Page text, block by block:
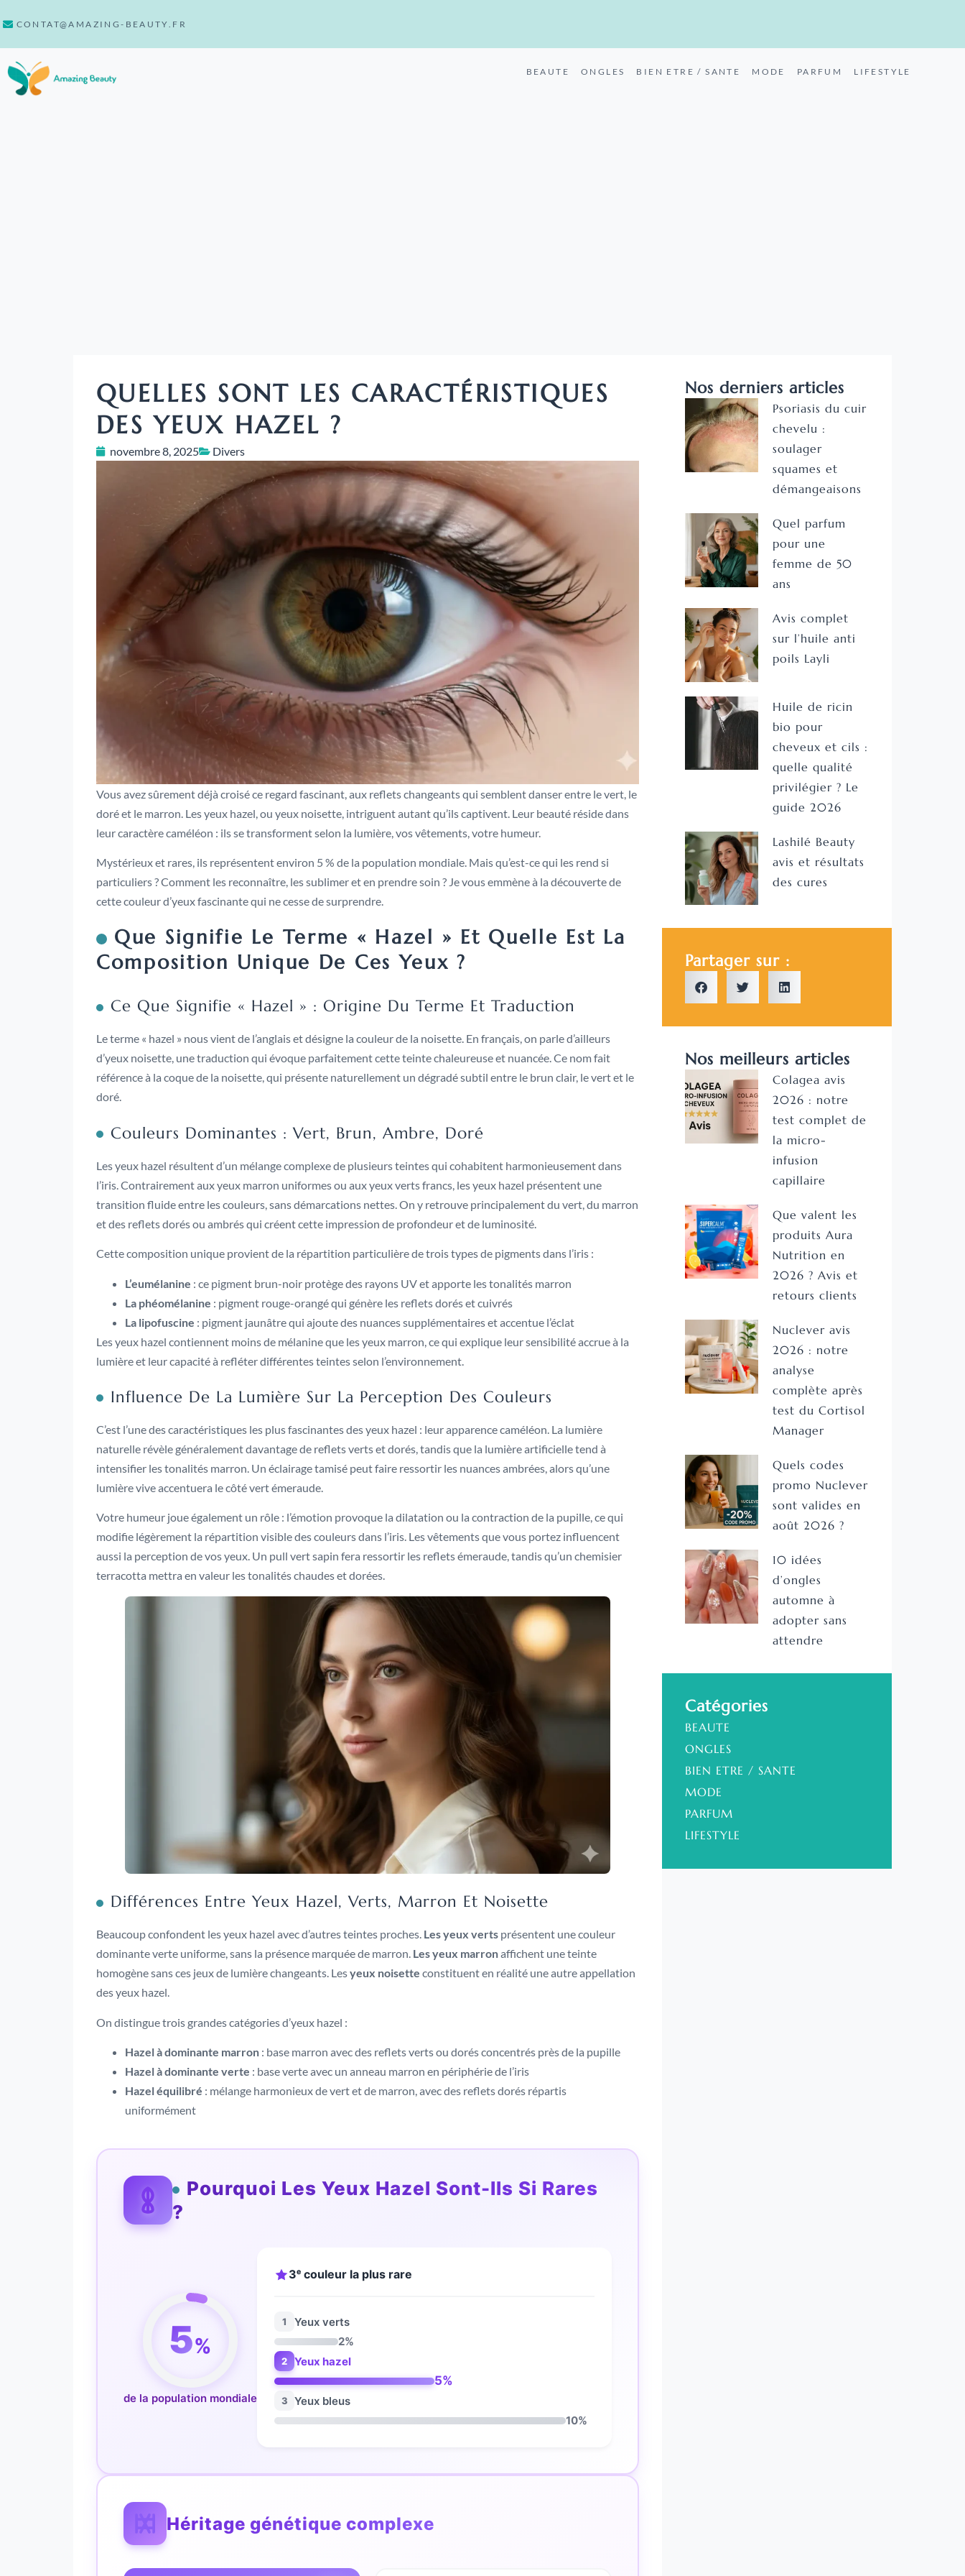
CONTAT@AMAZING-BEAUTY.FR
BEAUTE ONGLES BIEN ETRE / SANTE MODE PARFUM LIFESTYLE
QUELLES SONT LES CARACTÉRISTIQUES
DES YEUX HAZEL ?
novembre 8, 2025 Divers
Vous avez sûrement déjà croisé ce regard fascinant, aux reflets changeants qui semblent danser entre le vert, le
doré et le marron. Les yeux hazel, ou yeux noisette, intriguent autant qu’ils captivent. Leur beauté réside dans
leur caractère caméléon : ils se transforment selon la lumière, vos vêtements, votre humeur.
Mystérieux et rares, ils représentent environ 5 % de la population mondiale. Mais qu’est-ce qui les rend si
particuliers ? Comment les reconnaître, les sublimer et en prendre soin ? Je vous emmène à la découverte de
cette couleur d’yeux fascinante qui ne cesse de surprendre.
Que Signifie Le Terme « Hazel » Et Quelle Est La
Composition Unique De Ces Yeux ?
Ce Que Signifie « Hazel » : Origine Du Terme Et Traduction
Le terme « hazel » nous vient de l’anglais et désigne la couleur de la noisette. En français, on parle d’ailleurs
d’yeux noisette, une traduction qui évoque parfaitement cette teinte chaleureuse et nuancée. Ce nom fait
référence à la coque de la noisette, qui présente naturellement un dégradé subtil entre le brun clair, le vert et le
doré.
Couleurs Dominantes : Vert, Brun, Ambre, Doré
Les yeux hazel résultent d’un mélange complexe de plusieurs teintes qui cohabitent harmonieusement dans
l’iris. Contrairement aux yeux marron uniformes ou aux yeux verts francs, les yeux hazel présentent une
transition fluide entre les couleurs, sans démarcations nettes. On y retrouve principalement du vert, du marron
et des reflets dorés ou ambrés qui créent cette impression de profondeur et de luminosité.
Cette composition unique provient de la répartition particulière de trois types de pigments dans l’iris :
L’eumélanine : ce pigment brun-noir protège des rayons UV et apporte les tonalités marron
La phéomélanine : pigment rouge-orangé qui génère les reflets dorés et cuivrés
La lipofuscine : pigment jaunâtre qui ajoute des nuances supplémentaires et accentue l’éclat
Les yeux hazel contiennent moins de mélanine que les yeux marron, ce qui explique leur sensibilité accrue à la
lumière et leur capacité à refléter différentes teintes selon l’environnement.
Influence De La Lumière Sur La Perception Des Couleurs
C’est l’une des caractéristiques les plus fascinantes des yeux hazel : leur apparence caméléon. La lumière
naturelle révèle généralement davantage de reflets verts et dorés, tandis que la lumière artificielle tend à
intensifier les tonalités marron. Un éclairage tamisé peut faire ressortir les nuances ambrées, alors qu’une
lumière vive accentuera le côté vert émeraude.
Votre humeur joue également un rôle : l’émotion provoque la dilatation ou la contraction de la pupille, ce qui
modifie légèrement la répartition visible des couleurs dans l’iris. Les vêtements que vous portez influencent
aussi la perception de vos yeux. Un pull vert sapin fera ressortir les reflets émeraude, tandis qu’un chemisier
terracotta mettra en valeur les tonalités chaudes et dorées.
Différences Entre Yeux Hazel, Verts, Marron Et Noisette
Beaucoup confondent les yeux hazel avec d’autres teintes proches. Les yeux verts présentent une couleur
dominante verte uniforme, sans la présence marquée de marron. Les yeux marronaffichent une teinte
homogène sans ces jeux de lumière changeants. Lesyeux noisette constituent en réalité une autre appellation
des yeux hazel.
On distingue trois grandes catégories d’yeux hazel :
Hazel à dominante marron : base marron avec des reflets verts ou dorés concentrés près de la pupille
Hazel à dominante verte : base verte avec un anneau marron en périphérie de l’iris
Hazel équilibré : mélange harmonieux de vert et de marron, avec des reflets dorés répartis
uniformément
Pourquoi Les Yeux Hazel Sont-Ils Si Rares
?
5%
de la population mondiale
3ᵉ couleur la plus rare
1
Yeux verts
2%
2 Yeux hazel
5%
3
Yeux bleus
10%
Héritage génétique complexe
Nos derniers articles
Psoriasis du cuir
chevelu :
soulager
squames et
démangeaisons
Quel parfum
pour une
femme de 50
ans
Avis complet
sur l’huile anti
poils Layli
Huile de ricin
bio pour
cheveux et cils :
quelle qualité
privilégier ? Le
guide 2026
Lashilé Beauty
avis et résultats
des cures
Partager sur :
Nos meilleurs articles
Colagea avis
2026 : notre
test complet de
la micro-
infusion
capillaire
Que valent les
produits Aura
Nutrition en
2026 ? Avis et
retours clients
Nuclever avis
2026 : notre
analyse
complète après
test du Cortisol
Manager
Quels codes
promo Nuclever
sont valides en
août 2026 ?
10 idées
d’ongles
automne à
adopter sans
attendre
Catégories
BEAUTE
ONGLES
BIEN ETRE / SANTE
MODE
PARFUM
LIFESTYLE